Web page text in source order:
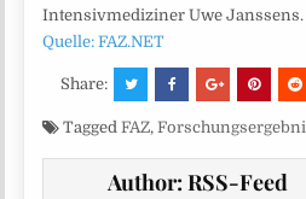
Intensivmediziner Uwe Janssens.
Quelle: FAZ.NET
Share:
TaggedFAZ,
Author:RSS-Feed